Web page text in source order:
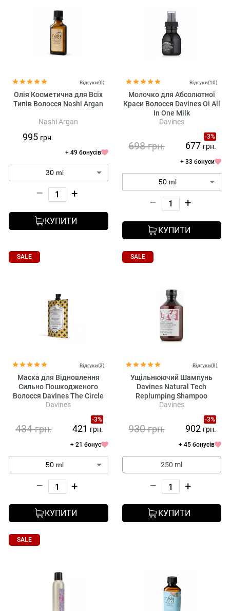
Відгуки(6)
Олія Косметична для Всіх
Типів Волосся Nashi Argan
Nashi Argan
995 грн.
+ 49 бонусів
– +
КУПИТИ
Відгуки(10)
Молочко для Абсолютної
Краси Волоcся Davines Oi All
In One Milk
Davines
-3%
698грн. 677 грн.
+ 33 бонуси
– +
КУПИТИ
SALE
Відгуки(3)
Маска для Відновлення
Сильно Пошкодженого
Волосся Davines The Circle
Chronicles The Renaissance
Davines
-3%
434грн. 421 грн.
+ 21 бонус
– +
КУПИТИ
SALE
Відгуки(8)
Ущільнюючий Шампунь
Davines Natural Tech
Replumping Shampoo
Davines
-3%
930грн. 902 грн.
+ 45 бонусів
250 ml
– +
КУПИТИ
SALE